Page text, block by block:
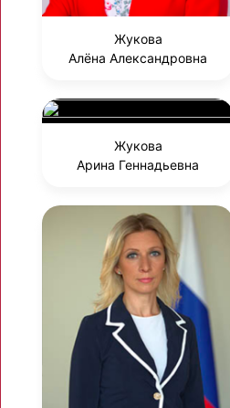
Жукова
Алёна Александровна
Жукова
Арина Геннадьевна